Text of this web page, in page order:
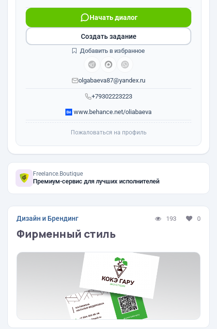
+79302223223
Начать диалог
olgabaeva87@yandex.ru
www.behance.net/oliabaeva
Создать задание
Добавить в избранное
Пожаловаться на профиль
Freelance.Boutique
Премиум-сервис для лучших исполнителей
Дизайн и Брендинг 193 0
Фирменный стиль